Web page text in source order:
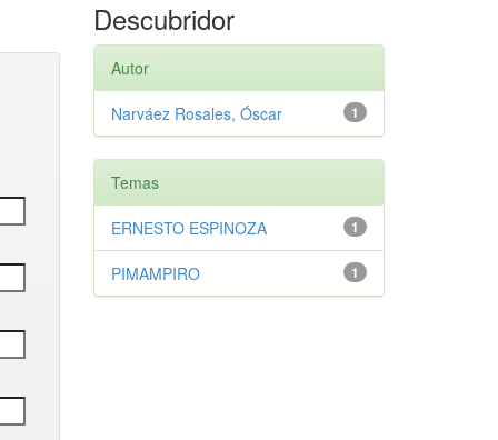
Descubridor
Autor
1
Narváez Rosales, Óscar
Temas
1
ERNESTO ESPINOZA
1
PIMAMPIRO